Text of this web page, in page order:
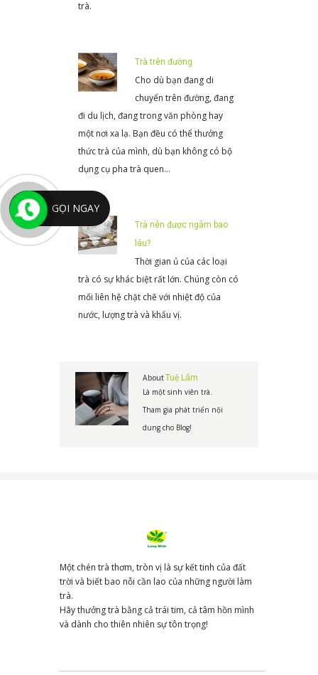
trà.
Trà trên đường
Cho dù bạn đang di
chuyển trên đường, đang
đi du lịch, đang trong văn phòng hay
một nơi xa lạ. Bạn đều có thể thưởng
thức trà của mình, dù bạn không có bộ
dụng cụ pha trà quen…
Trà nên được ngâm bao
lâu?
Thời gian ủ của các loại
trà có sự khác biệt rất lớn. Chúng còn có
mối liên hệ chặt chẽ với nhiệt độ của
nước, lượng trà và khẩu vị.
AboutTuệ Lâm
Là một sinh viên trà.
Tham gia phát triển nội
dung cho Blog!
Một chén trà thơm, tròn vị là sự kết tinh của đất
trời và biết bao nỗi cần lao của những người làm
trà.
Hãy thưởng trà bằng cả trái tim, cả tâm hồn mình
và dành cho thiên nhiên sự tôn trọng!
GỌI NGAY